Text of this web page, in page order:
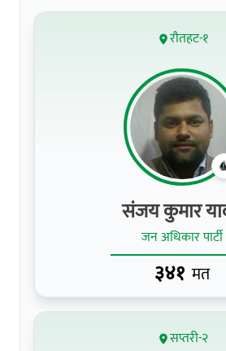
रौतहट-१
संजय कुमार
जन अधिकार पार्टी
३४१ मत
सप्तरी-२